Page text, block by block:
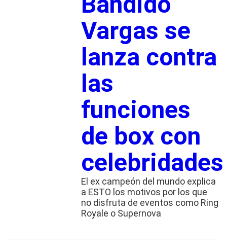
Vargas se
lanza contra
las
funciones
de box con
celebridades
El ex campeón del mundo explica
a ESTO los motivos por los que
no disfruta de eventos como Ring
Royale o Supernova